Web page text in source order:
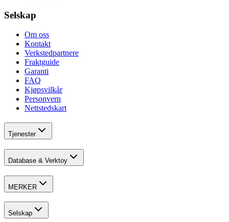
Selskap
Om oss
Kontakt
Verkstedpartnere
Fraktguide
Garanti
FAQ
Kjøpsvilkår
Personvern
Nettstedskart
Tjenester
Database & Verktoy
MERKER
Selskap